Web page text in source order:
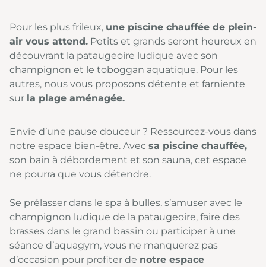
Pour les plus frileux, une piscine chauffée de plein-
air vous attend. Petits et grands seront heureux en
découvrant la pataugeoire ludique avec son
champignon et le toboggan aquatique. Pour les
autres, nous vous proposons détente et farniente
sur la plage aménagée.
Envie d’une pause douceur ? Ressourcez-vous dans
notre espace bien-être. Avec sa piscine chauffée,
son bain à débordement et son sauna, cet espace
ne pourra que vous détendre.
Se prélasser dans le spa à bulles, s’amuser avec le
champignon ludique de la pataugeoire, faire des
brasses dans le grand bassin ou participer à une
séance d’aquagym, vous ne manquerez pas
d’occasion pour profiter de notre espace